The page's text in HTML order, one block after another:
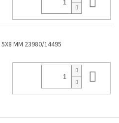
MM 23980/14495